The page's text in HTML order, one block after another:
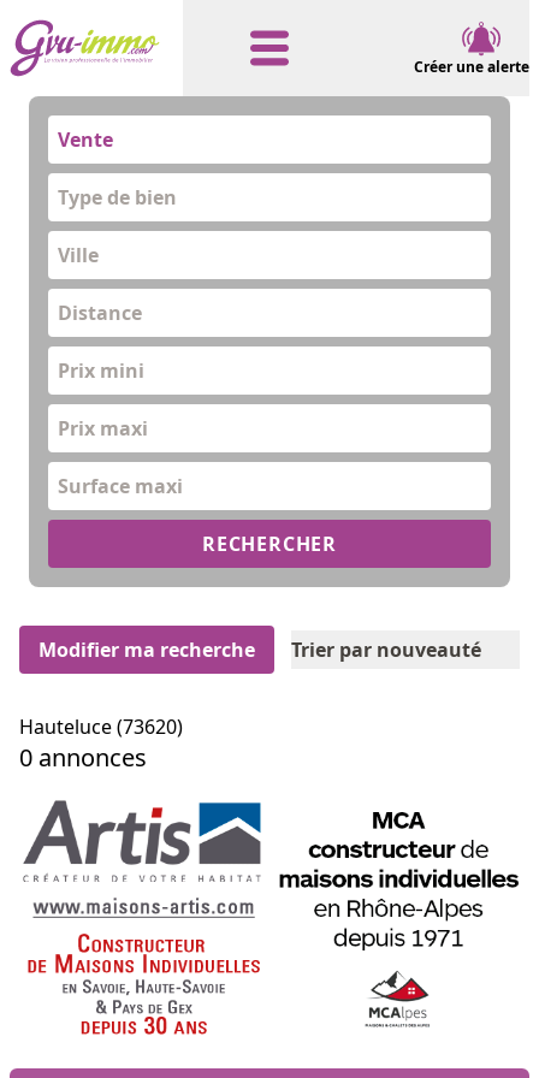
Créer une alerte
Vente
Type de bien
Distance
Prix mini
Prix maxi
Surface maxi
RECHERCHER
Modifier ma recherche Trier par nouveauté
Hauteluce (73620)
0 annonces